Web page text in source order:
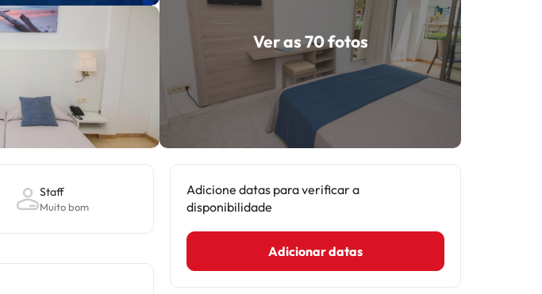
Ver as 70 fotos
Staff
Muito bom
Adicione datas para verificar a
disponibilidade
Adicionar datas